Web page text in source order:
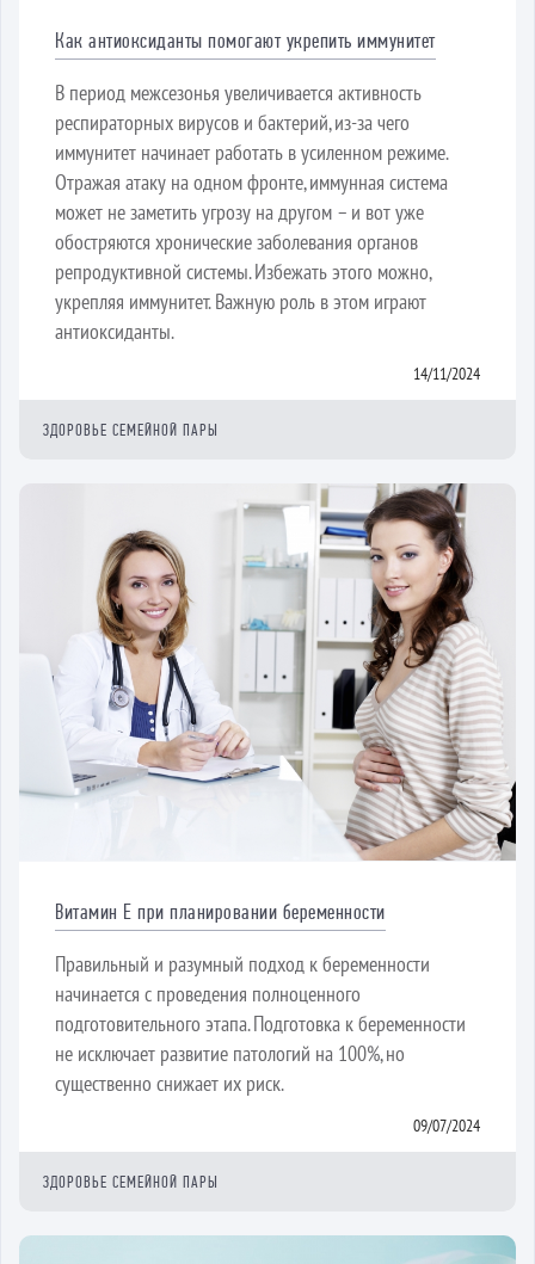
Как антиоксиданты помогают укрепить иммунитет
В период межсезонья увеличивается активность
респираторных вирусов и бактерий, из-за чего
иммунитет начинает работать в усиленном режиме.
Отражая атаку на одном фронте, иммунная система
может не заметить угрозу на другом – и вот уже
обостряются хронические заболевания органов
репродуктивной системы. Избежать этого можно,
укрепляя иммунитет. Важную роль в этом играют
антиоксиданты.
14/11/2024
ЗДОРОВЬЕ СЕМЕЙНОЙ ПАРЫ
Витамин Е при планировании беременности
Правильный и разумный подход к беременности
начинается с проведения полноценного
подготовительного этапа. Подготовка к беременности
не исключает развитие патологий на 100%, но
существенно снижает их риск.
09/07/2024
ЗДОРОВЬЕ СЕМЕЙНОЙ ПАРЫ